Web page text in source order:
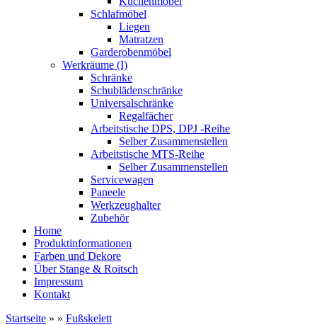
Schlafmöbel
Liegen
Matratzen
Garderobenmöbel
Werkräume (I)
Schränke
Schublädenschränke
Universalschränke
Regalfächer
Arbeitstische DPS, DPJ -Reihe
Selber Zusammenstellen
Arbeitstische MTS-Reihe
Selber Zusammenstellen
Servicewagen
Paneele
Werkzeughalter
Zubehör
Home
Produktinformationen
Farben und Dekore
Über Stange & Roitsch
Impressum
Kontakt
Startseite » » Fußskelett